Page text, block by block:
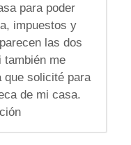
para poder
impuestos y
las dos
también me
que solicité para
de mi casa.